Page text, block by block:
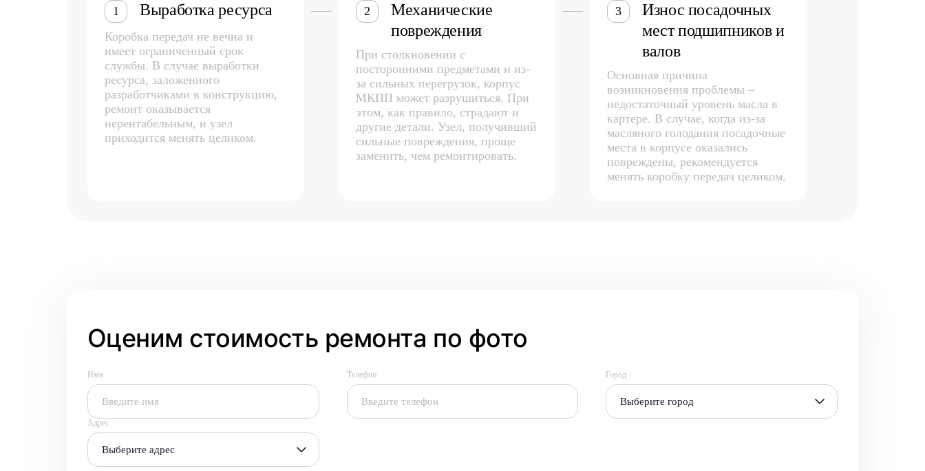
1 Выработка ресурса
Коробка передач не вечна и
имеет ограниченный срок
службы. В случае выработки
ресурса, заложенного
разработчиками в конструкцию,
ремонт оказывается
нерентабельным, и узел
приходится менять целиком.
2
Механические
повреждения
При столкновении с
посторонними предметами и из-
за сильных перегрузок, корпус
МКПП может разрушиться. При
этом, как правило, страдают и
другие детали. Узел, получивший
сильные повреждения, проще
заменить, чем ремонтировать.
3
Износ посадочных
мест подшипников и
валов
Основная причина
возникновения проблемы –
недостаточный уровень масла в
картере. В случае, когда из-за
масляного голодания посадочные
места в корпусе оказались
повреждены, рекомендуется
менять коробку передач целиком.
Оценим стоимость ремонта по фото
Имя Телефон Город
Выберите город
Адрес
Выберите адрес